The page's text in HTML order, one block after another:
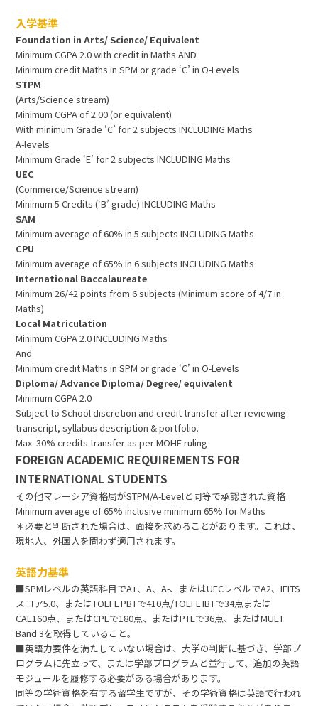
入学基準
Foundation in Arts/ Science/ Equivalent
Minimum CGPA 2.0 with credit in Maths AND
Minimum credit Maths in SPM or grade ‘C’ in O-Levels
STPM
(Arts/Science stream)
Minimum CGPA of 2.00 (or equivalent)
With minimum Grade ‘C’ for 2 subjects INCLUDING Maths
A-levels
Minimum Grade ‘E’ for 2 subjects INCLUDING Maths
UEC
(Commerce/Science stream)
Minimum 5 Credits (‘B’ grade) INCLUDING Maths
SAM
Minimum average of 60% in 5 subjects INCLUDING Maths
CPU
Minimum average of 65% in 6 subjects INCLUDING Maths
International Baccalaureate
Minimum 26/42 points from 6 subjects (Minimum score of 4/7 in
Maths)
Local Matriculation
Minimum CGPA 2.0 INCLUDING Maths
And
Minimum credit Maths in SPM or grade ‘C’ in O-Levels
Diploma/ Advance Diploma/ Degree/ equivalent
Minimum CGPA 2.0
Subject to School discretion and credit transfer after reviewing
transcript, syllabus description & portfolio.
Max. 30% credits transfer as per MOHE ruling
FOREIGN ACADEMIC REQUIREMENTS FOR
INTERNATIONAL STUDENTS
その他マレーシア資格局がSTPM/A-Levelと同等で承認された資格
Minimum average of 65% inclusive minimum 65% for Maths
＊必要と判断された場合は、面接を求めることがあります。これは、
現地人、外国人を問わず適用されます。
英語力基準
■SPMレベルの英語科目でA+、A、A-、またはUECレベルでA2、IELTS
スコア5.0、またはTOEFL PBTで410点/TOEFL IBTで34点または
CAE160点、またはCPEで180点、またはPTEで36点、またはMUET
Band 3を取得していること。
■英語力要件を満たしていない場合は、大学の判断に基づき、学部プ
ログラムに先立って、または学部プログラムと並行して、追加の英語
モジュールを履修する必要がある場合があります。
同等の学術資格を有する留学生ですが、その学術資格は英語で行われ